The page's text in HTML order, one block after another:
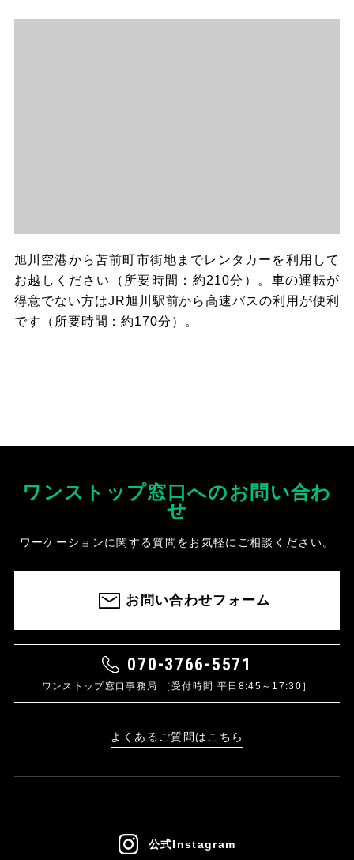
旭川空港から苫前町市街地までレンタカーを利用して
お越しください（所要時間：約210分）。車の運転が
得意でない方はJR旭川駅前から高速バスの利用が便利
です（所要時間：約170分）。
ワンストップ窓口へのお問い合わ
せ
ワーケーションに関する質問をお気軽にご相談ください。
お問い合わせフォーム
070-3766-5571
ワンストップ窓口事務局 ［受付時間 平日8:45～17:30］
よくあるご質問はこちら
公式Instagram